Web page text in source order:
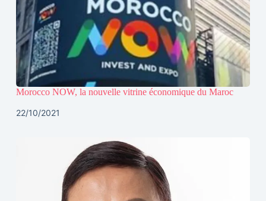
Morocco NOW, la nouvelle vitrine économique du Maroc
22/10/2021